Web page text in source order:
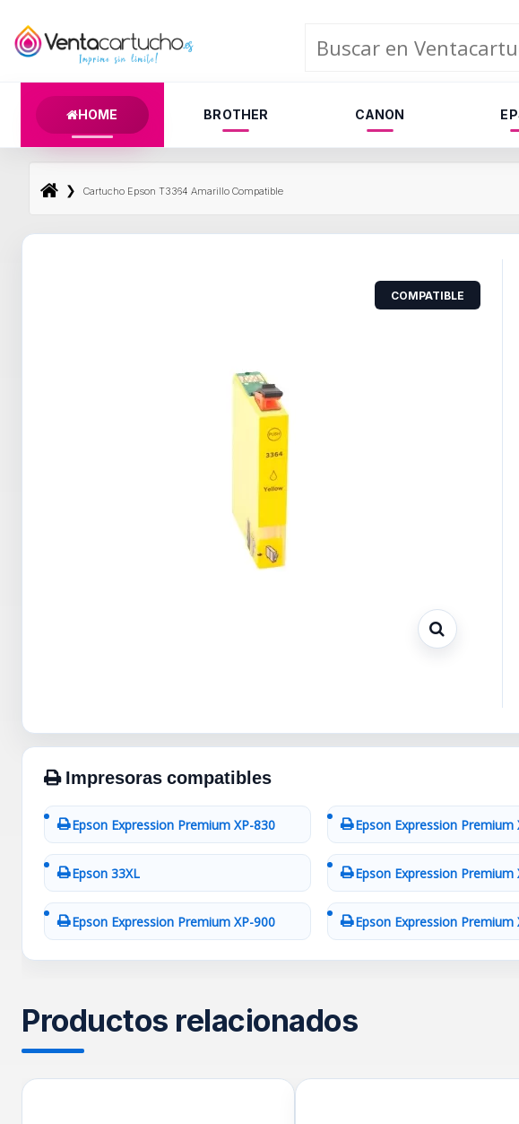
HOME BROTHER CANON
❯ Cartucho Epson T3364 Amarillo Compatible
COMPATIBLE
Epson Expression Premium XP-830 Epson Expression Premium
Epson 33XL Epson Expression Premium
Epson Expression Premium XP-900 Epson Expression Premium
Productos relacionados